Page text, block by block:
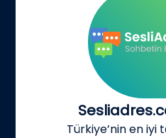
Türkiye’nin en iyi